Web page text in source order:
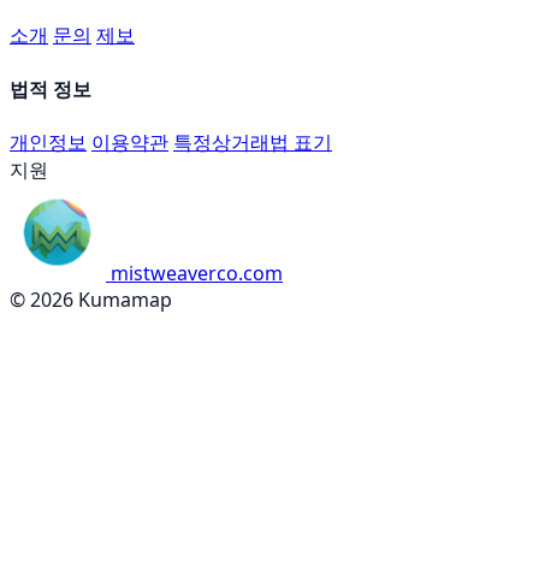
소개 문의 제보
법적 정보
개인정보 이용약관 특정상거래법 표기
지원
mistweaverco.com
© 2026 Kumamap